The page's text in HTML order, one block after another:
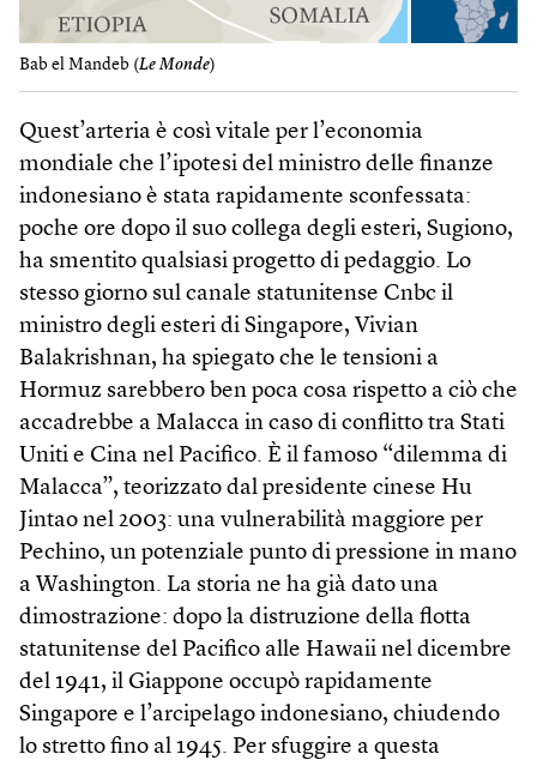
Bab el Mandeb (Le Monde)
Quest’arteria è così vitale per l’economia
mondiale che l’ipotesi del ministro delle finanze
indonesiano è stata rapidamente sconfessata:
poche ore dopo il suo collega degli esteri, Sugiono,
ha smentito qualsiasi progetto di pedaggio. Lo
stesso giorno sul canale statunitense Cnbc il
ministro degli esteri di Singapore, Vivian
Balakrishnan, ha spiegato che le tensioni a
Hormuz sarebbero ben poca cosa rispetto a ciò che
accadrebbe a Malacca in caso di conflitto tra Stati
Uniti e Cina nel Pacifico. È il famoso “dilemma di
Malacca”, teorizzato dal presidente cinese Hu
Jintao nel 2003: una vulnerabilità maggiore per
Pechino, un potenziale punto di pressione in mano
a Washington. La storia ne ha già dato una
dimostrazione: dopo la distruzione della flotta
statunitense del Pacifico alle Hawaii nel dicembre
del 1941, il Giappone occupò rapidamente
Singapore e l’arcipelago indonesiano, chiudendo
lo stretto fino al 1945. Per sfuggire a questa